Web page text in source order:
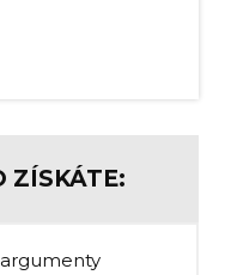
ZÍSKÁTE: